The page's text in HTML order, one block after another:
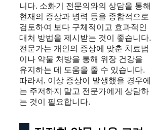
니다. 소화기 전문의와의 상담을 통해
현재의 증상과 병력 등을 종합적으로
검토하여 보다 구체적이고 효과적인
대처 방법을 제시받는 것이 좋습니다.
전문가는 개인의 증상에 맞춘 치료법
이나 약물 처방을 통해 위장 건강을
유지하는 데 도움을 줄 수 있습니다.
따라서, 이상 증상이 발생했을 경우에
는 주저하지 말고 전문가에게 상담하
는 것이 필요합니다.